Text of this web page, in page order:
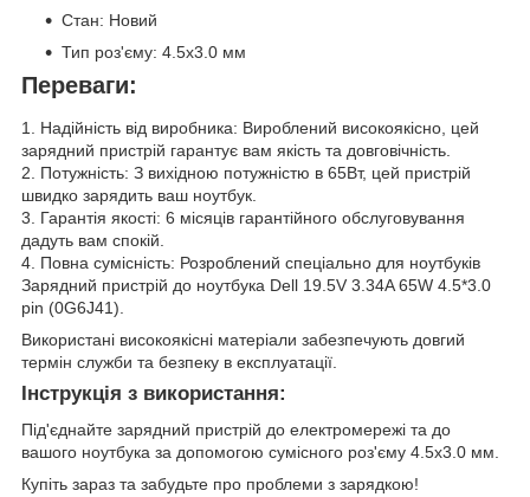
Стан: Новий
Тип роз'єму: 4.5x3.0 мм
Переваги:
1. Надійність від виробника: Вироблений високоякісно, цей
зарядний пристрій гарантує вам якість та довговічність.
2. Потужність: З вихідною потужністю в 65Вт, цей пристрій
швидко зарядить ваш ноутбук.
3. Гарантія якості: 6 місяців гарантійного обслуговування
дадуть вам спокій.
4. Повна сумісність: Розроблений спеціально для ноутбуків
Зарядний пристрій до ноутбука Dell 19.5V 3.34A 65W 4.5*3.0
pin (0G6J41).
Використані високоякісні матеріали забезпечують довгий
термін служби та безпеку в експлуатації.
Інструкція з використання:
Під'єднайте зарядний пристрій до електромережі та до
вашого ноутбука за допомогою сумісного роз'єму 4.5x3.0 мм.
Купіть зараз та забудьте про проблеми з зарядкою!